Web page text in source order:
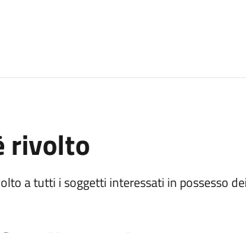
rivolto
a tutti i soggetti interessati in possesso